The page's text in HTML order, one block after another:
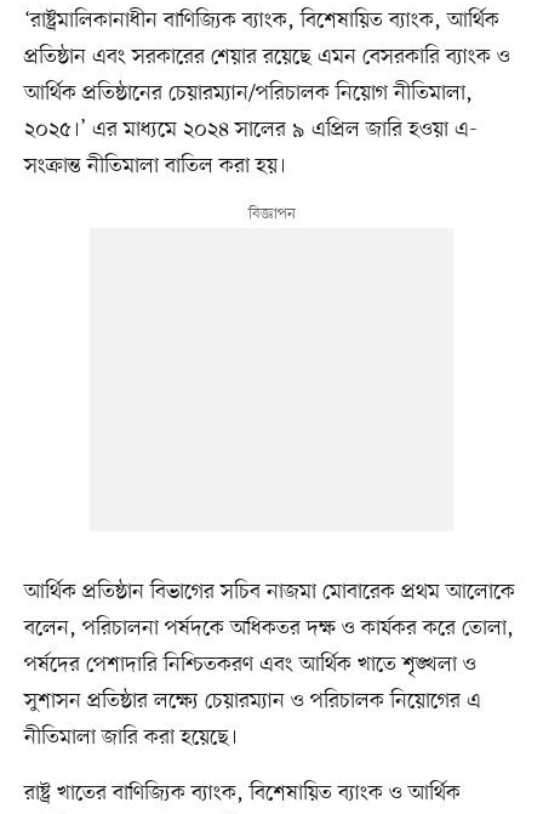
‘রাষ্ট্রমালিকানাধীন বাণিজ্যিক ব্যাংক, বিশেষায়িত ব্যাংক, আর্থিক
প্রতিষ্ঠান এবং সরকারের শেয়ার রয়েছে এমন বেসরকারি ব্যাংক ও
আর্থিক প্রতিষ্ঠানের চেয়ারম্যান/পরিচালক নিয়োগ নীতিমালা,
২০২৫।’ এর মাধ্যমে ২০২৪ সালের ৯ এপ্রিল জারি হওয়া এ-
সংক্রান্ত নীতিমালা বাতিল করা হয়।
আর্থিক প্রতিষ্ঠান বিভাগের সচিব নাজমা মোবারেক প্রথম আলোকে
বলেন, পরিচালনা পর্ষদকে অধিকতর দক্ষ ও কার্যকর করে তোলা,
পর্ষদের পেশাদারি নিশ্চিতকরণ এবং আর্থিক খাতে শৃঙ্খলা ও
সুশাসন প্রতিষ্ঠার লক্ষ্যে চেয়ারম্যান ও পরিচালক নিয়োগের এ
নীতিমালা জারি করা হয়েছে।
রাষ্ট্র খাতের বাণিজ্যিক ব্যাংক, বিশেষায়িত ব্যাংক ও আর্থিক